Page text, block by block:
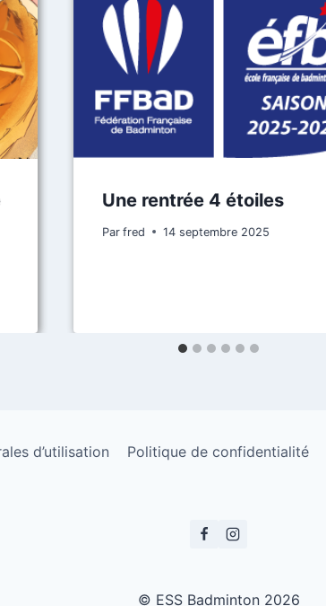
Une rentrée 4 étoiles
Par fred 14 septembre 2025
d’utilisation Politique de confidentialité
© ESS Badminton 2026